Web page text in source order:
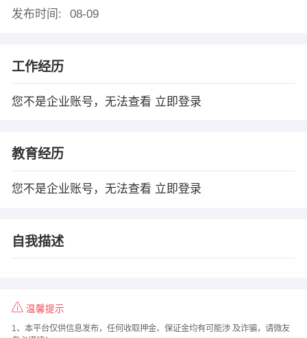
发布时间:
08-09
工作经历
您不是企业账号，无法查看 立即登录
教育经历
您不是企业账号，无法查看 立即登录
自我描述
温馨提示
1、本平台仅供信息发布，任何收取押金、保证金均有可能涉 及诈骗，请微友